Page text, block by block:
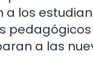
los
a las